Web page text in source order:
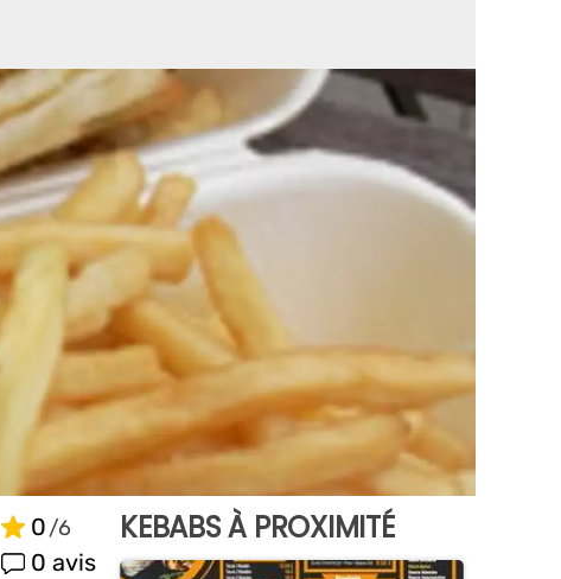
0
0 avis
KEBABS À PROXIMITÉ